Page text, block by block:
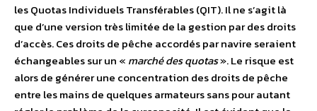
les Quotas Individuels Transférables (QIT). Il ne s’agit là
que d’une version très limitée de la gestion par des droits
d’accès. Ces droits de pêche accordés par navire seraient
échangeables sur un « marché des quotas». Le risque est
alors de générer une concentration des droits de pêche
entre les mains de quelques armateurs sans pour autant